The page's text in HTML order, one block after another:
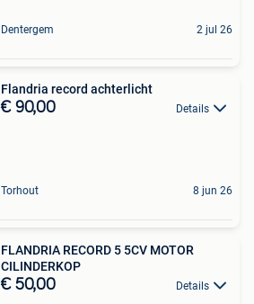
Dentergem 2 jul 26
Flandria record achterlicht
€ 90,00 Details
Torhout 8 jun 26
FLANDRIA RECORD 5 5CV MOTOR
CILINDERKOP
€ 50,00 Details